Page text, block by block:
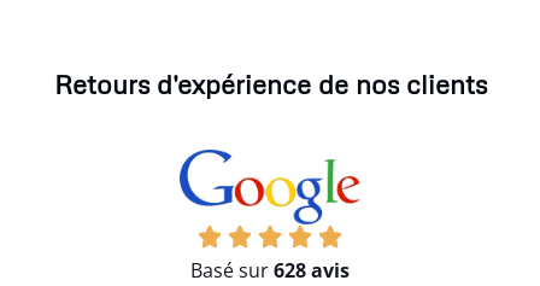
Retours d'expérience de nos clients
Basé sur628 avis